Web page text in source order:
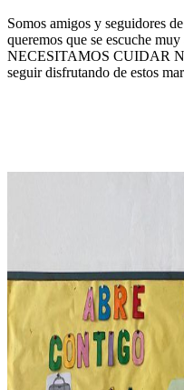
Somos amigos y seguidores
queremos que se escuche
NECESITAMOS CUIDAR
seguir disfrutando de estos